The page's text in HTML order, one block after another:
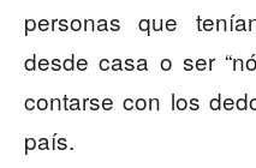
personas que
desde casa o ser
contarse con los
país.